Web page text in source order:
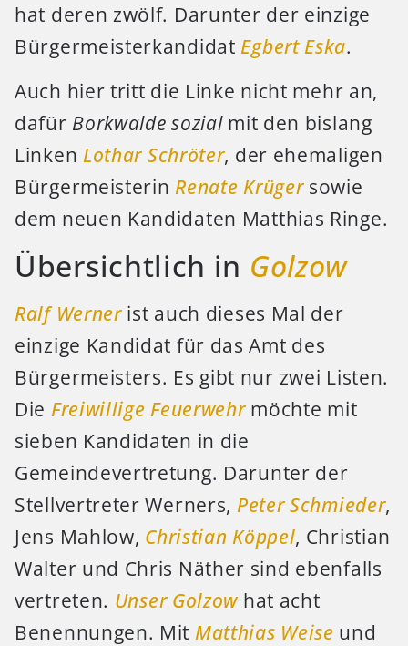
hat deren zwölf. Darunter der einzige
Bürgermeisterkandidat Egbert Eska.
Auch hier tritt die Linke nicht mehr an,
dafür Borkwalde sozialmit den bislang
Linken Lothar Schröter, der ehemaligen
Bürgermeisterin Renate Krügersowie
dem neuen Kandidaten Matthias Ringe.
Übersichtlich in Golzow
Ralf Wernerist auch dieses Mal der
einzige Kandidat für das Amt des
Bürgermeisters. Es gibt nur zwei Listen.
Die Freiwillige Feuerwehrmöchte mit
sieben Kandidaten in die
Gemeindevertretung. Darunter der
Stellvertreter Werners, Peter Schmieder,
Jens Mahlow, Christian Köppel, Christian
Walter und Chris Näther sind ebenfalls
vertreten. Unser Golzow hat acht
Benennungen. Mit Matthias Weise und